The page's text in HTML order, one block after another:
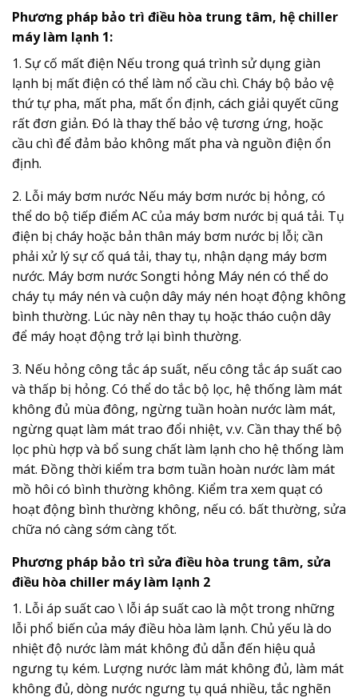
Phương pháp bảo trì điều hòa trung tâm, hệ chiller
máy làm lạnh 1:
1. Sự cố mất điện Nếu trong quá trình sử dụng giàn
lạnh bị mất điện có thể làm nổ cầu chì. Cháy bộ bảo vệ
thứ tự pha, mất pha, mất ổn định, cách giải quyết cũng
rất đơn giản. Đó là thay thế bảo vệ tương ứng, hoặc
cầu chì để đảm bảo không mất pha và nguồn điện ổn
định.
2. Lỗi máy bơm nước Nếu máy bơm nước bị hỏng, có
thể do bộ tiếp điểm AC của máy bơm nước bị quá tải. Tụ
điện bị cháy hoặc bản thân máy bơm nước bị lỗi; cần
phải xử lý sự cố quá tải, thay tụ, nhận dạng máy bơm
nước. Máy bơm nước Songti hỏng Máy nén có thể do
cháy tụ máy nén và cuộn dây máy nén hoạt động không
bình thường. Lúc này nên thay tụ hoặc tháo cuộn dây
để máy hoạt động trở lại bình thường.
3. Nếu hỏng công tắc áp suất, nếu công tắc áp suất cao
và thấp bị hỏng. Có thể do tắc bộ lọc, hệ thống làm mát
không đủ mùa đông, ngừng tuần hoàn nước làm mát,
ngừng quạt làm mát trao đổi nhiệt, v.v. Cần thay thế bộ
lọc phù hợp và bổ sung chất làm lạnh cho hệ thống làm
mát. Đồng thời kiểm tra bơm tuần hoàn nước làm mát
mồ hôi có bình thường không. Kiểm tra xem quạt có
hoạt động bình thường không, nếu có. bất thường, sửa
chữa nó càng sớm càng tốt.
Phương pháp bảo trì sửa điều hòa trung tâm, sửa
điều hòa chiller máy làm lạnh 2
1. Lỗi áp suất cao \ lỗi áp suất cao là một trong những
lỗi phổ biến của máy điều hòa làm lạnh. Chủ yếu là do
nhiệt độ nước làm mát không đủ dẫn đến hiệu quả
ngưng tụ kém. Lượng nước làm mát không đủ, làm mát
không đủ, dòng nước ngưng tụ quá nhiều, tắc nghẽn